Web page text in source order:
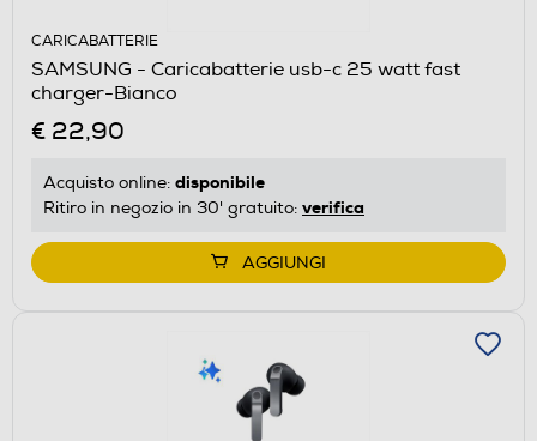
CARICABATTERIE
SAMSUNG - Caricabatterie usb-c 25 watt fast
charger-Bianco
€ 22,90
Acquisto online: disponibile
Ritiro in negozio in 30' gratuito: verifica
AGGIUNGI